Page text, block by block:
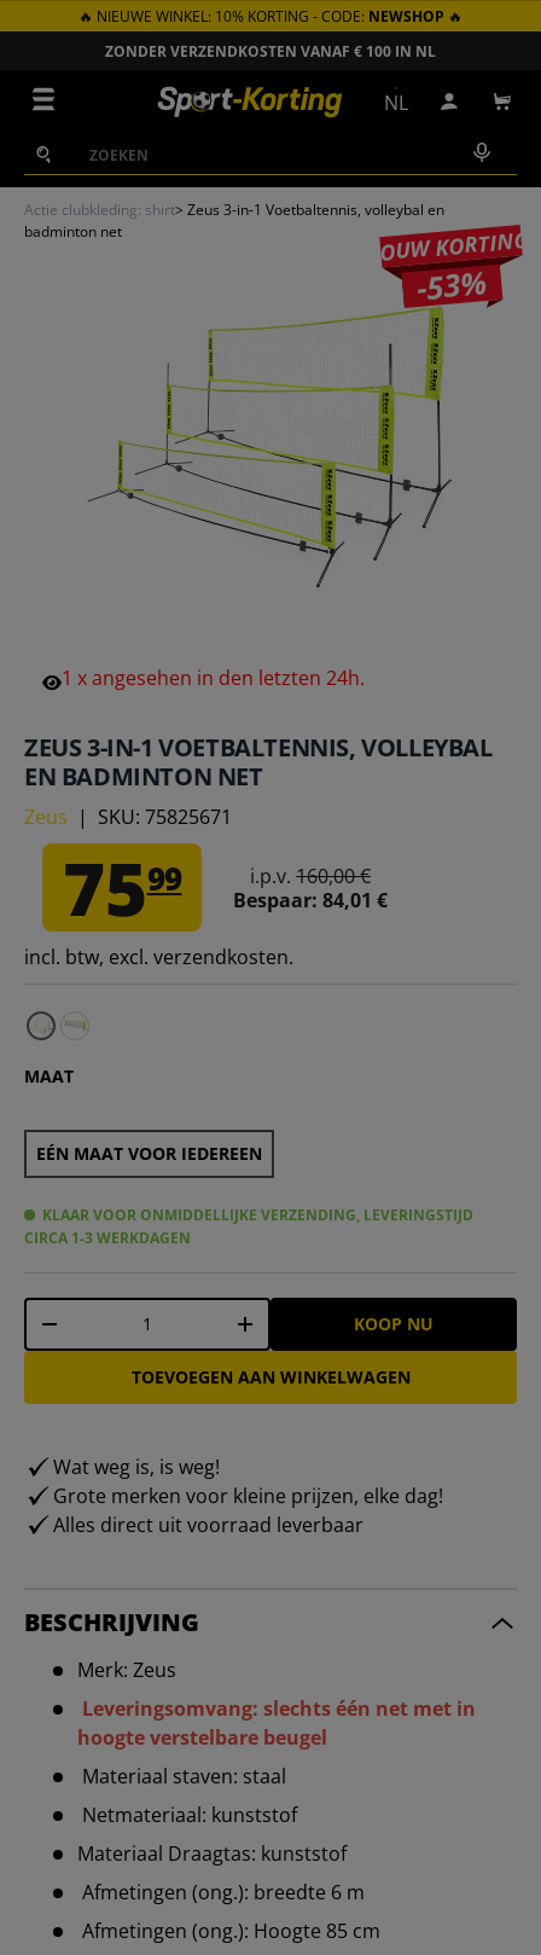
GA NAAR INHOUD
🔥 NIEUWE WINKEL: 10% KORTING - CODE: NEWSHOP 🔥
ZONDER VERZENDKOSTEN VANAF € 100 IN NL
Zoeken
Zoeken
NL Inloggen
Actie clubkleding: shirt> Zeus 3-in-1 Voetbaltennis, volleybal en
badminton net
JOUW KORTING
-53%
1 xangesehen in den letzten 24h.
ZEUS 3-IN-1 VOETBALTENNIS, VOLLEYBAL
EN BADMINTON NET
Zeus | SKU: 75825671
7599 i.p.v. 160,00 €
Bespaar: 84,01 €
incl. btw, excl. verzendkosten.
MAAT
EÉN MAAT VOOR IEDEREEN
KLAAR VOOR ONMIDDELLIJKE VERZENDING, LEVERINGSTIJD
CIRCA 1-3 WERKDAGEN
Aantal
-
+ KOOP NU
TOEVOEGEN AAN WINKELWAGEN
Wat weg is, is weg!
Grote merken voor kleine prijzen, elke dag!
Alles direct uit voorraad leverbaar
BESCHRIJVING
Merk: Zeus
Leveringsomvang: slechts één net met in
hoogte verstelbare beugel
Materiaal staven: staal
Netmateriaal: kunststof
Materiaal Draagtas: kunststof
Afmetingen (ong.): breedte 6 m
Afmetingen (ong.): Hoogte 85 cm